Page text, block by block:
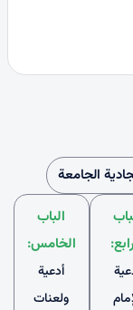
الجامعة
الباب
الخامس:
أدعية
ولعنات